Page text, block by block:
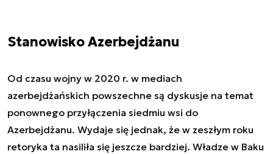
Stanowisko Azerbejdżanu
Od czasu wojny w 2020 r. w mediach
azerbejdżańskich powszechne są dyskusje na temat
ponownego przyłączenia siedmiu wsi do
Azerbejdżanu. Wydaje się jednak, że w zeszłym roku
retoryka ta nasiliła się jeszcze bardziej. Władze w Baku